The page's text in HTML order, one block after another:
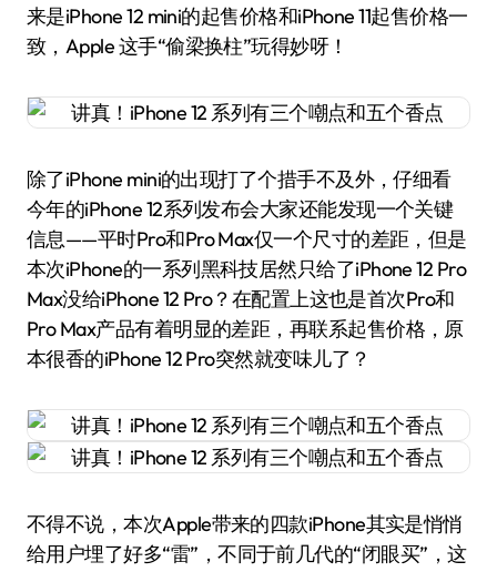
来是iPhone 12 mini的起售价格和iPhone 11起售价格一
致，Apple 这手“偷梁换柱”玩得妙呀！
除了iPhone mini的出现打了个措手不及外，仔细看
今年的iPhone 12系列发布会大家还能发现一个关键
信息——平时Pro和Pro Max仅一个尺寸的差距，但是
本次iPhone的一系列黑科技居然只给了iPhone 12 Pro
Max没给iPhone 12 Pro？在配置上这也是首次Pro和
Pro Max产品有着明显的差距，再联系起售价格，原
本很香的iPhone 12 Pro突然就变味儿了？
不得不说，本次Apple带来的四款iPhone其实是悄悄
给用户埋了好多“雷”，不同于前几代的“闭眼买”，这